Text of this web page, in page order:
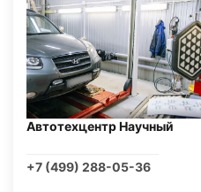
Автотехцентр Научный
+7 (499) 288-05-36